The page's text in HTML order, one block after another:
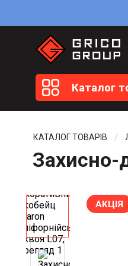
Каталог
КАТАЛОГ ТОВАРІВ
Захисно-
АКЦІЯ